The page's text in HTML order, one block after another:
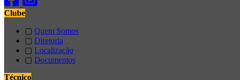
Clube
▢ Quem Somos
▢ Diretoria
▢ Localização
▢ Documentos
Técnico